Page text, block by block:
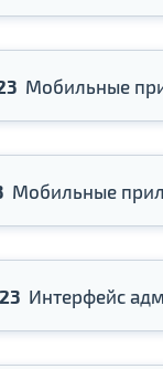
Мобильные
Мобильные
Интерфейс